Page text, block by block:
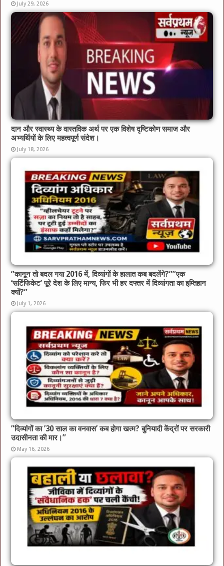
July 29, 2026
दान और स्वास्थ्य के वास्तविक अर्थ पर एक विशेष दृष्टिकोण समाज और
अभ्यर्थियों के लिए महत्वपूर्ण संदेश।
July 18, 2026
​”कानून तो बदल गया 2016 में, दिव्यांगों के हालात कब बदलेंगे?”​”एक
‘सर्टिफिकेट’ पूरे देश के लिए मान्य, फिर भी हर दफ्तर में दिव्यांगता का इम्तिहान
क्यों?”
July 1, 2026
​”दिव्यांगों का ’30 साल का वनवास’ कब होगा खत्म? बुनियादी केंद्रों पर सरकारी
उदासीनता की मार।”
May 16, 2026